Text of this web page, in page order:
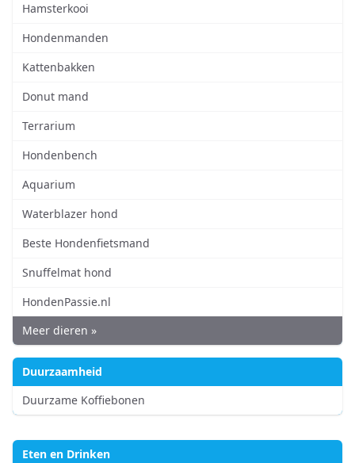
Hamsterkooi
Hondenmanden
Kattenbakken
Donut mand
Terrarium
Hondenbench
Aquarium
Waterblazer hond
Beste Hondenfietsmand
Snuffelmat hond
HondenPassie.nl
Meer dieren »
Duurzaamheid
Duurzame Koffiebonen
Eten en Drinken